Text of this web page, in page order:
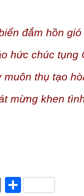
đắm hồn gió
hức chúc tụng
muôn thụ tạo
mừng khen
E S